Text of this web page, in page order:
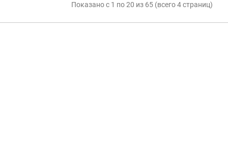
Показано с 1 по 20 из 65 (всего 4 страниц)